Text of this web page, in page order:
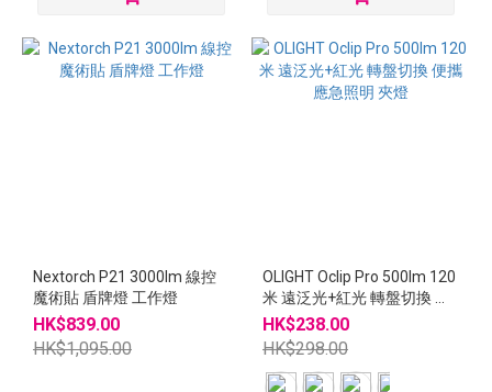
Nextorch P21 3000lm 線控
魔術貼 盾牌燈 工作燈
HK$839.00
HK$1,095.00
OLIGHT Oclip Pro 500lm 120
米 遠泛光+紅光 轉盤切換 便
攜 應急照明 夾燈
HK$238.00
HK$298.00